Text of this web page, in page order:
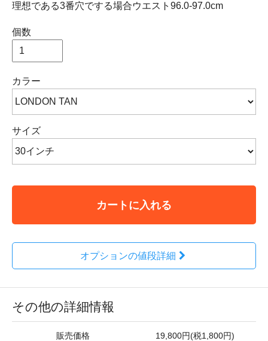
理想である3番穴でする場合ウエスト96.0-97.0cm
個数
カラー
サイズ
カートに入れる
オプションの値段詳細
その他の詳細情報
販売価格 19,800円(税1,800円)